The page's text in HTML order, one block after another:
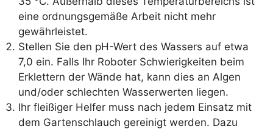
eine ordnungsgemäße Arbeit nicht mehr
gewährleistet.
Stellen Sie den pH-Wert des Wassers auf etwa
7,0 ein. Falls Ihr Roboter Schwierigkeiten beim
Erklettern der Wände hat, kann dies an Algen
und/oder schlechten Wasserwerten liegen.
Ihr fleißiger Helfer muss nach jedem Einsatz mit
dem Gartenschlauch gereinigt werden. Dazu